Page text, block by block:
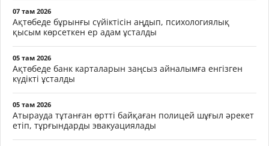
07 там 2026
Ақтөбеде бұрынғы сүйіктісін аңдып, психологиялық
қысым көрсеткен ер адам ұсталды
05 там 2026
Ақтөбеде банк карталарын заңсыз айналымға енгізген
күдікті ұсталды
05 там 2026
Атырауда тұтанған өртті байқаған полицей шұғыл әрекет
етіп, тұрғындарды эвакуациялады